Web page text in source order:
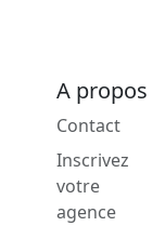
A propos
Contact
Inscrivez
votre
agence